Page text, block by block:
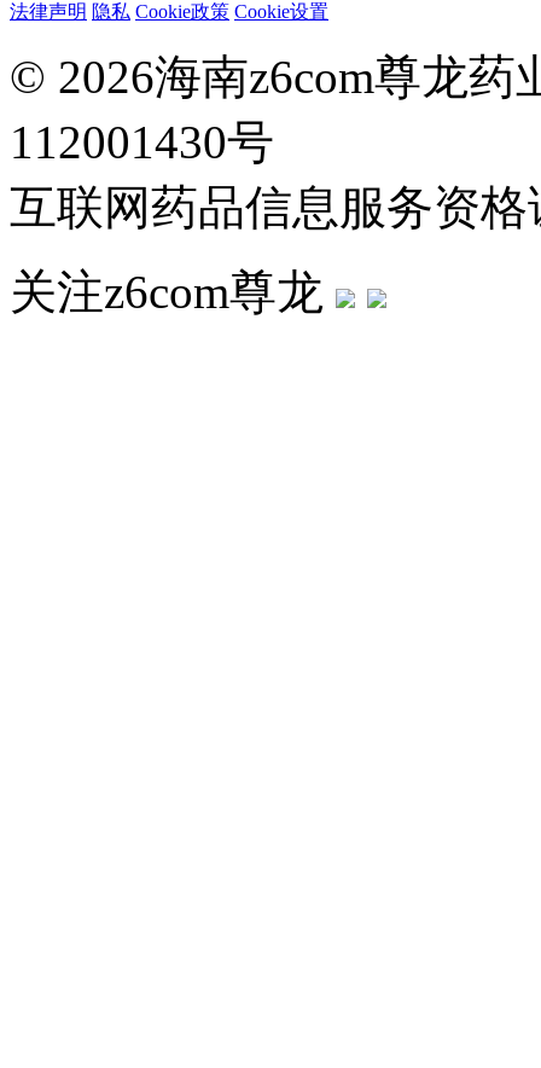
法律声明 隐私 Cookie政策 Cookie设置
© 2026海南z6com尊龙
112001430号
互联网药品信息服务资
关注z6com尊龙